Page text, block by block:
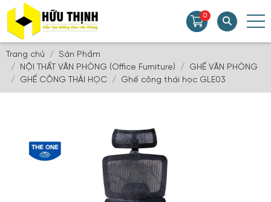
0
Trang chủ
Sản Phẩm
NỘI THẤT VĂN PHÒNG (Office Furniture)
GHẾ VĂN PHÒNG
GHẾ CÔNG THÁI HỌC
Ghế công thái học GLE03